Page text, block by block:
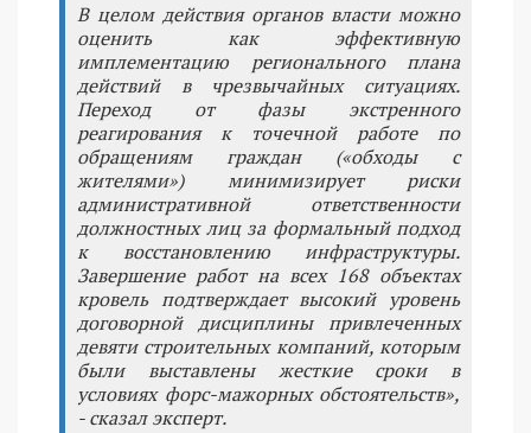
В целом действия органов власти можно
оценить как эффективную
имплементацию регионального плана
действий в чрезвычайных ситуациях.
Переход от фазы экстренного
реагирования к точечной работе по
обращениям граждан («обходы с
жителями») минимизирует риски
административной ответственности
должностных лиц за формальный подход
к восстановлению инфраструктуры.
Завершение работ на всех 168 объектах
кровель подтверждает высокий уровень
договорной дисциплины привлеченных
девяти строительных компаний, которым
были выставлены жесткие сроки в
условиях форс-мажорных обстоятельств»,
- сказал эксперт.